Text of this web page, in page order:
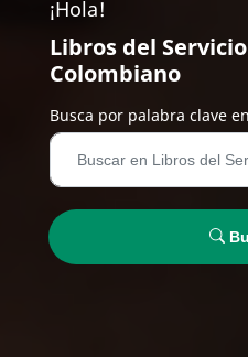
¡Hola!
Libros del
Colombiano
Busca por palabra clave